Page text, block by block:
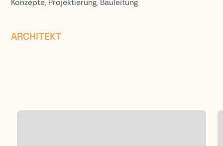
Konzepte, Projektierung, Bauleitung
ARCHITEKT